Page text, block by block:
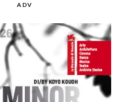
ADV